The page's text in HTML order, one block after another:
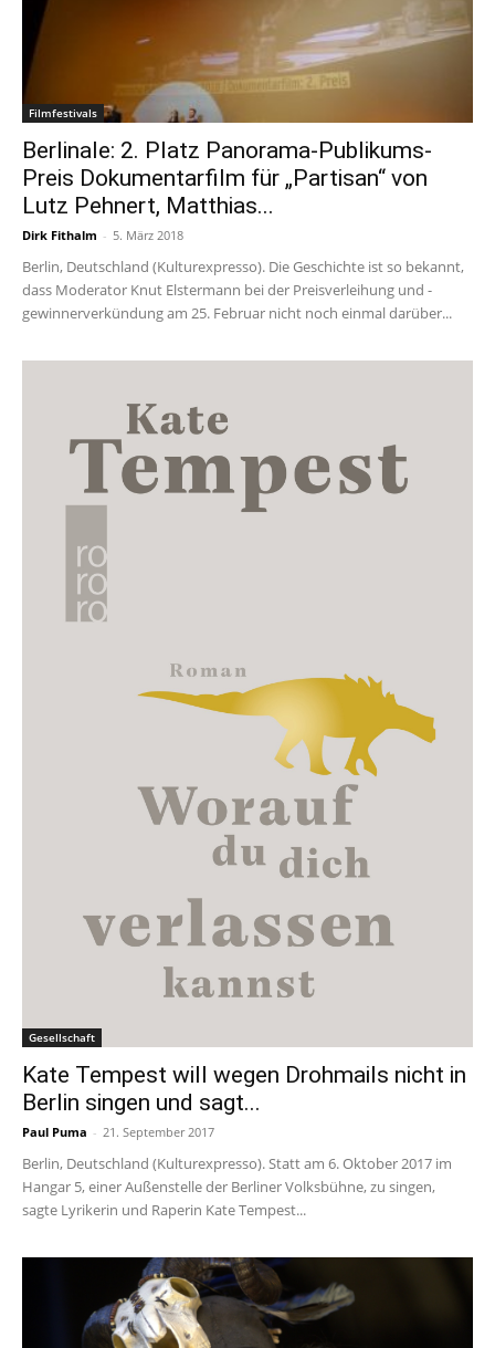
Filmfestivals
Berlinale: 2. Platz Panorama-Publikums-
Preis Dokumentarfilm für „Partisan“ von
Lutz Pehnert, Matthias...
Dirk Fithalm - 5. März 2018
Berlin, Deutschland (Kulturexpresso). Die Geschichte ist so bekannt,
dass Moderator Knut Elstermann bei der Preisverleihung und -
gewinnerverkündung am 25. Februar nicht noch einmal darüber...
Gesellschaft
Kate Tempest will wegen Drohmails nicht in
Berlin singen und sagt...
Paul Puma - 21. September 2017
Berlin, Deutschland (Kulturexpresso). Statt am 6. Oktober 2017 im
Hangar 5, einer Außenstelle der Berliner Volksbühne, zu singen,
sagte Lyrikerin und Raperin Kate Tempest...